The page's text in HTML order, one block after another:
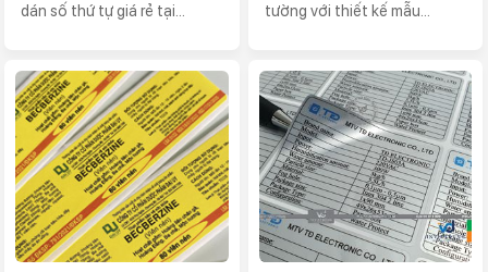
dán số thứ tự giá rẻ tại...
tường với thiết kế mẫu...